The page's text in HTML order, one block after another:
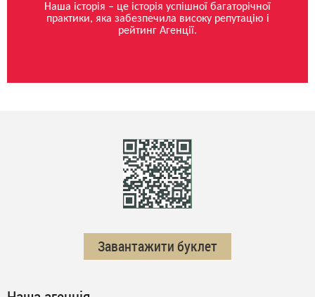
Наша історія – це історія успішної багаторічної
практики, яка забезпечила високу репутацію і
рейтинг Агенції.
Завантажити буклет